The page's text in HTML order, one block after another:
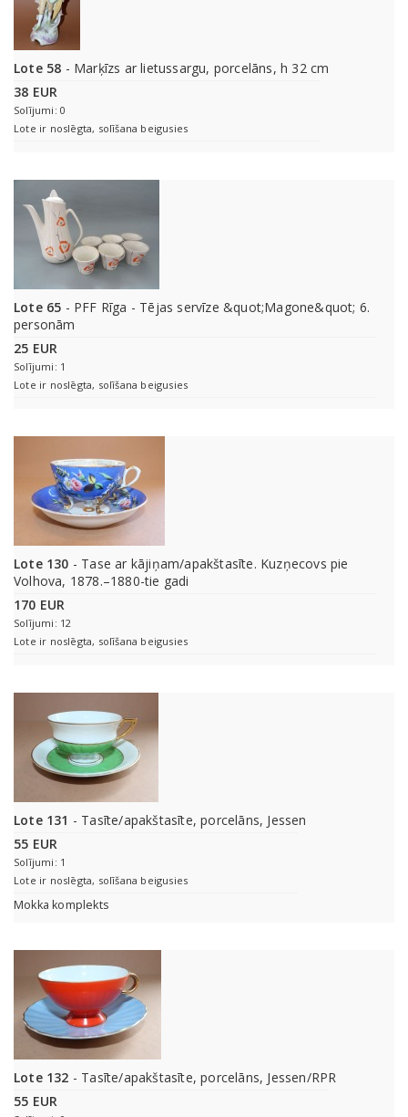
Lote 58 - Marķīzs ar lietussargu, porcelāns, h 32 cm
38 EUR
Solījumi: 0
Lote ir noslēgta, solīšana beigusies
Lote 65 - PFF Rīga - Tējas servīze &quot;Magone&quot; 6.
personām
25 EUR
Solījumi: 1
Lote ir noslēgta, solīšana beigusies
Lote 130 - Tase ar kājiņam/apakštasīte. Kuzņecovs pie
Volhova, 1878.–1880-tie gadi
170 EUR
Solījumi: 12
Lote ir noslēgta, solīšana beigusies
Lote 131 - Tasīte/apakštasīte, porcelāns, Jessen
55 EUR
Solījumi: 1
Lote ir noslēgta, solīšana beigusies
Mokka komplekts
Lote 132 - Tasīte/apakštasīte, porcelāns, Jessen/RPR
55 EUR